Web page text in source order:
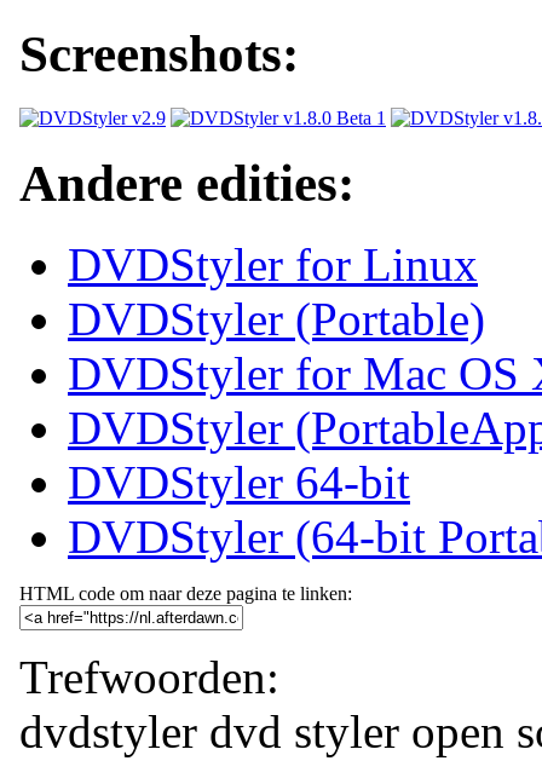
Screenshots:
Andere edities:
DVDStyler for Linux
DVDStyler (Portable)
DVDStyler for Mac OS
DVDStyler
DVDStyler 64-bit
DVDStyler (64-bit
HTML code om naar deze pagina te linken:
Trefwoorden:
dvdstyler dvd styler open